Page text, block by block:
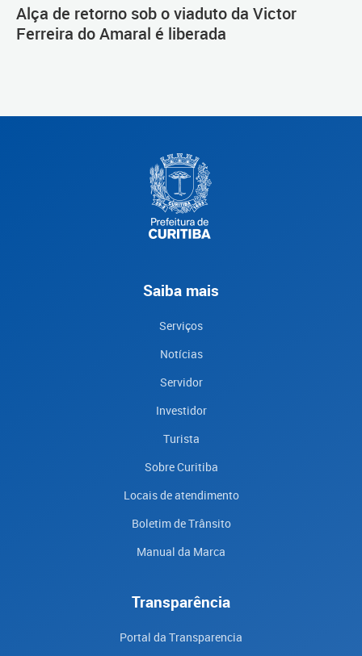
Alça de retorno sob o viaduto da Victor
Ferreira do Amaral é liberada
Saiba mais
Serviços
Notícias
Servidor
Investidor
Turista
Sobre Curitiba
Locais de atendimento
Boletim de Trânsito
Manual da Marca
Transparência
Portal da Transparencia